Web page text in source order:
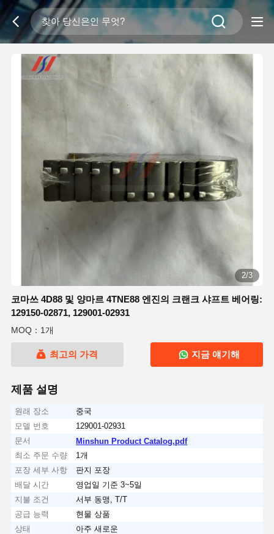
2/3
코마쓰 4D88 및 양마르 4TNE88 엔진의 크랜크 샤프트 베어링:
129150-02871, 129001-02931
MOQ：1개
최고의 가격 지금 얘기해
제품 설명
원래 장소
중국
모델 번호
129001-02931
문서
Minshun Product Catalog.pdf
최소 주문 수량
1개
포장 세부 사항
판지 포장
배달 시간
영업일 기준 3~5일
지불 조건
서부 동맹, T/T
공급 능력
현물 상품
상태
아주 새로운